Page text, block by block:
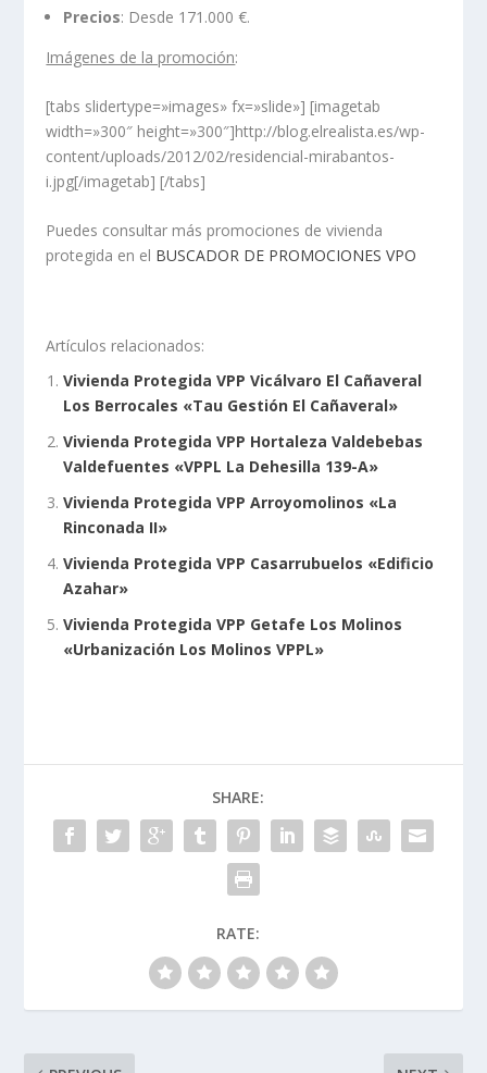
Precios: Desde 171.000 €.
Imágenes de la promoción:
[tabs slidertype=»images» fx=»slide»] [imagetab
width=»300″ height=»300″]http://blog.elrealista.es/wp-
content/uploads/2012/02/residencial-mirabantos-
i.jpg[/imagetab] [/tabs]
Puedes consultar más promociones de vivienda
protegida en el BUSCADOR DE PROMOCIONES VPO
Artículos relacionados:
Vivienda Protegida VPP Vicálvaro El Cañaveral
Los Berrocales «Tau Gestión El Cañaveral»
Vivienda Protegida VPP Hortaleza Valdebebas
Valdefuentes «VPPL La Dehesilla 139-A»
Vivienda Protegida VPP Arroyomolinos «La
Rinconada II»
Vivienda Protegida VPP Casarrubuelos «Edificio
Azahar»
Vivienda Protegida VPP Getafe Los Molinos
«Urbanización Los Molinos VPPL»
SHARE:
RATE: